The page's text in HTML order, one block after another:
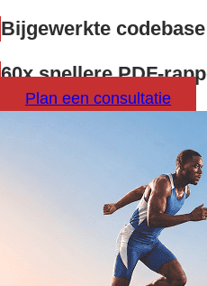
Bijgewerkte codebase
60x snellere PDF-
Plan een consultatie